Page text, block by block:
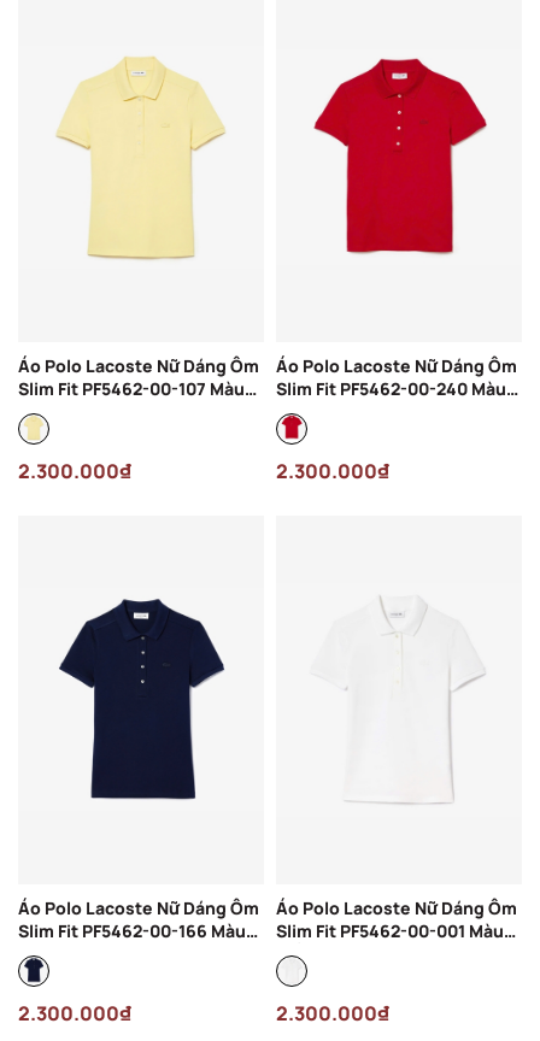
Áo Polo Lacoste Nữ Dáng Ôm
Slim Fit PF5462-00-107 Màu
Vàng
2.300.000₫
Áo Polo Lacoste Nữ Dáng Ôm
Slim Fit PF5462-00-240 Màu
Đỏ
2.300.000₫
Áo Polo Lacoste Nữ Dáng Ôm
Slim Fit PF5462-00-166 Màu
Xanh Navy
2.300.000₫
Áo Polo Lacoste Nữ Dáng Ôm
Slim Fit PF5462-00-001 Màu
Trắng
2.300.000₫